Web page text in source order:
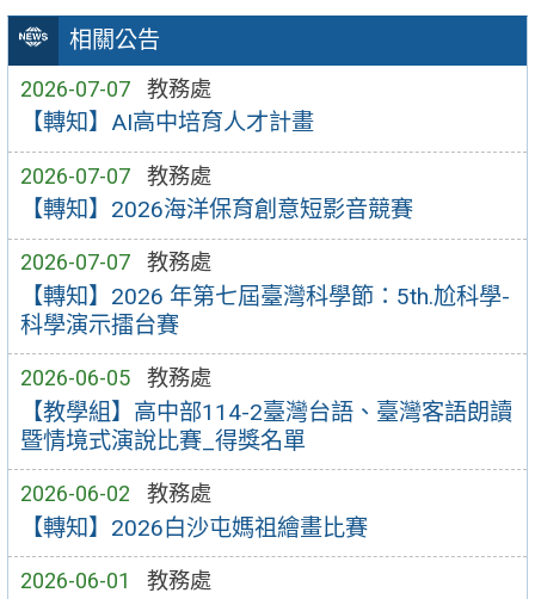
相關公告
2026-07-07 教務處
【轉知】AI高中培育人才計畫
2026-07-07 教務處
【轉知】2026海洋保育創意短影音競賽
2026-07-07 教務處
【轉知】2026 年第七屆臺灣科學節：5th.尬科學-
科學演示擂台賽
2026-06-05 教務處
【教學組】高中部114-2臺灣台語、臺灣客語朗讀
暨情境式演說比賽_得獎名單
2026-06-02 教務處
【轉知】2026白沙屯媽祖繪畫比賽
2026-06-01 教務處